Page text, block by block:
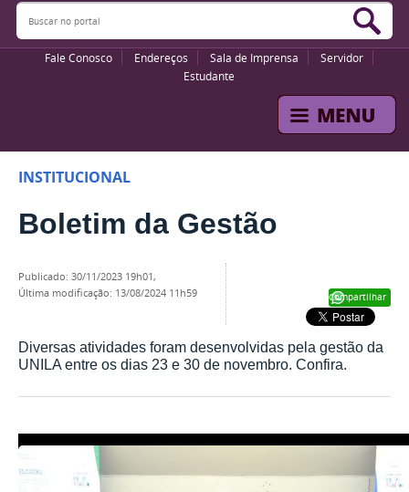
Buscar no portal
Fale Conosco Endereços Sala de Imprensa
Servidor
Estudante
INSTITUCIONAL
Boletim da Gestão
Compartilhar
publicado: 30/11/2023 19h01,
última modificação: 13/08/2024 11h59
Diversas atividades foram desenvolvidas pela gestão da
UNILA entre os dias 23 e 30 de novembro. Confira.